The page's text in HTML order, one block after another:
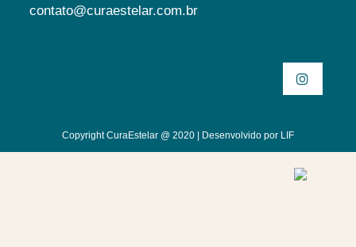
contato@curaestelar.com.br
Copyright CuraEstelar @ 2020 | Desenvolvido por LIF